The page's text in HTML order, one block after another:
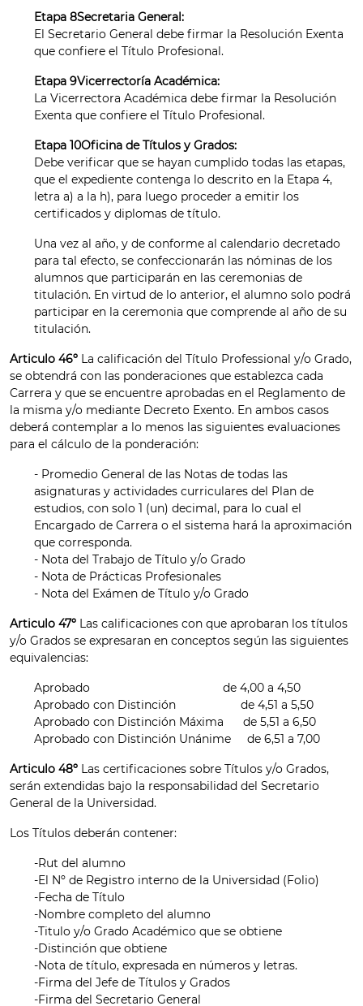
Etapa 8Secretaria General:
El Secretario General debe firmar la Resolución Exenta
que confiere el Título Profesional.
Etapa 9Vicerrectoría Académica:
La Vicerrectora Académica debe firmar la Resolución
Exenta que confiere el Título Profesional.
Etapa 10Oficina de Títulos y Grados:
Debe verificar que se hayan cumplido todas las etapas,
que el expediente contenga lo descrito en la Etapa 4,
letra a) a la h), para luego proceder a emitir los
certificados y diplomas de título.
Una vez al año, y de conforme al calendario decretado
para tal efecto, se confeccionarán las nóminas de los
alumnos que participarán en las ceremonias de
titulación. En virtud de lo anterior, el alumno solo podrá
participar en la ceremonia que comprende al año de su
titulación.
Articulo 46º La calificación del Título Professional y/o Grado,
se obtendrá con las ponderaciones que establezca cada
Carrera y que se encuentre aprobadas en el Reglamento de
la misma y/o mediante Decreto Exento. En ambos casos
deberá contemplar a lo menos las siguientes evaluaciones
para el cálculo de la ponderación:
- Promedio General de las Notas de todas las
asignaturas y actividades curriculares del Plan de
estudios, con solo 1 (un) decimal, para lo cual el
Encargado de Carrera o el sistema hará la aproximación
que corresponda.
- Nota del Trabajo de Título y/o Grado
- Nota de Prácticas Profesionales
- Nota del Exámen de Título y/o Grado
Articulo 47º Las calificaciones con que aprobaran los títulos
y/o Grados se expresaran en conceptos según las siguientes
equivalencias:
Aprobado de 4,00 a 4,50
Aprobado con Distinción de 4,51 a 5,50
Aprobado con Distinción Máxima de 5,51 a 6,50
Aprobado con Distinción Unánime de 6,51 a 7,00
Articulo 48º Las certificaciones sobre Títulos y/o Grados,
serán extendidas bajo la responsabilidad del Secretario
General de la Universidad.
Los Títulos deberán contener:
-Rut del alumno
-El Nº de Registro interno de la Universidad (Folio)
-Fecha de Título
-Nombre completo del alumno
-Titulo y/o Grado Académico que se obtiene
-Distinción que obtiene
-Nota de título, expresada en números y letras.
-Firma del Jefe de Títulos y Grados
-Firma del Secretario General